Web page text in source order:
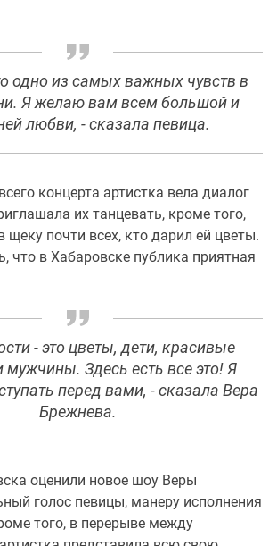
одно из самых важных чувств в
Я желаю вам всем большой и
любви, - сказала певица.
концерта артистка вела диалог
их танцевать, кроме того,
щеку почти всех, кто дарил ей цветы.
что в Хабаровске публика приятная
- это цветы, дети, красивые
Здесь есть все это! Я
перед вами, - сказала Вера
Брежнева.
оценили новое шоу Веры
голос певицы, манеру исполнения
того, в перерыве между